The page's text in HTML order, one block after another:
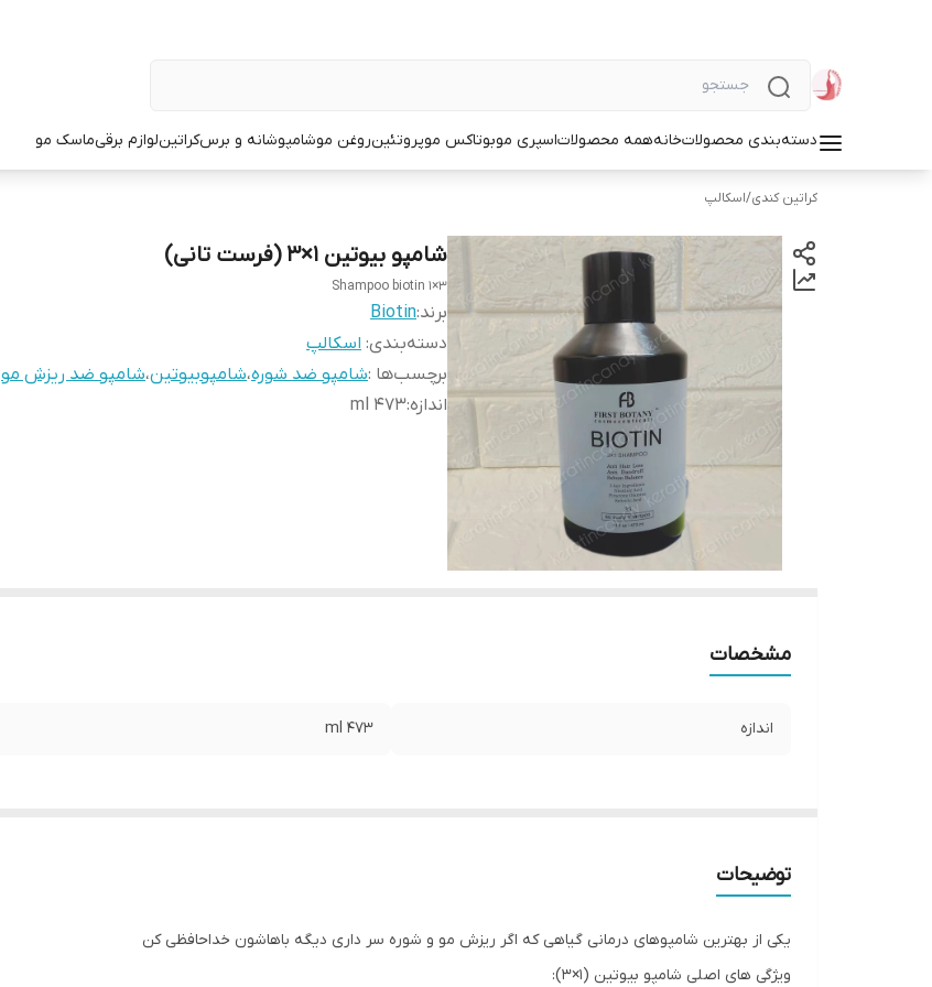
دسته‌بندی محصولاتخانههمه محصولاتاسپری موبوتاکس موپروتئینروغن موشامپوشانه و برسکراتینلوازم برقیماسک مو
کراتین کندی/اسکالپ
شامپو بیوتین ۱×۳ (فرست تانی)
Shampoo biotin 1×3
برند:Biotin
دسته‌بندی: اسکالپ
برچسب‌ها :شامپو ضد شوره،شامپوبیوتین،شامپو ضد ریزش مو
اندازه:
473 ml
مشخصات
اندازه 473 ml
توضیحات
یکی از بهترین شامپوهای درمانی گیاهی که اگر ریزش مو و شوره سر داری دیگه باهاشون خداحافظی کن
ویژگی های اصلی شامپو بیوتین (۱×۳):